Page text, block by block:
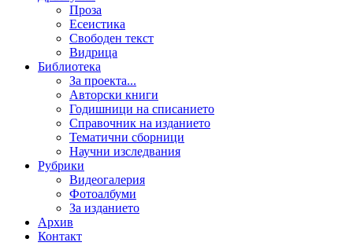
Проза
Есеистика
Свободен текст
Видрица
Библиотека
За проекта...
Авторски книги
Годишници на списанието
Справочник на изданието
Тематични сборници
Научни изследвания
Рубрики
Видеогалерия
Фотоалбуми
За изданието
Архив
Контакт